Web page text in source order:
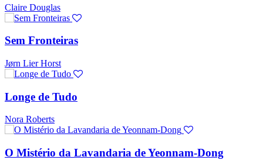
Claire Douglas
Sem Fronteiras
Jørn Lier Horst
Longe de Tudo
Nora Roberts
O Mistério da Lavandaria de Yeonnam-Dong